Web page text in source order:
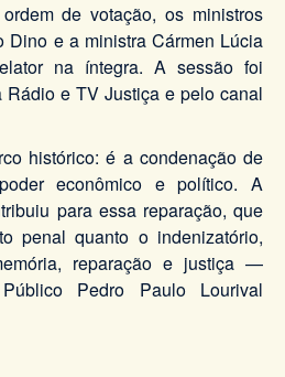
de votação, os ministros
Dino e a ministra Cármen Lúcia
na íntegra. A sessão foi
e TV Justiça e pelo canal
histórico: é a condenação de
econômico e político. A
para essa reparação, que
penal quanto o indenizatório,
reparação e justiça —
Pedro Paulo Lourival